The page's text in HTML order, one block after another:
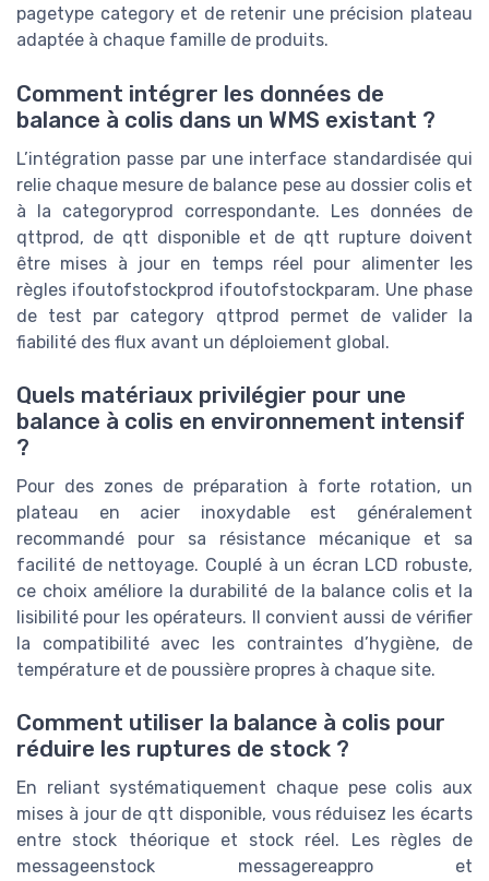
pagetype category et de retenir une précision plateau
adaptée à chaque famille de produits.
Comment intégrer les données de
balance à colis dans un WMS existant ?
L’intégration passe par une interface standardisée qui
relie chaque mesure de balance pese au dossier colis et
à la categoryprod correspondante. Les données de
qttprod, de qtt disponible et de qtt rupture doivent
être mises à jour en temps réel pour alimenter les
règles ifoutofstockprod ifoutofstockparam. Une phase
de test par category qttprod permet de valider la
fiabilité des flux avant un déploiement global.
Quels matériaux privilégier pour une
balance à colis en environnement intensif
?
Pour des zones de préparation à forte rotation, un
plateau en acier inoxydable est généralement
recommandé pour sa résistance mécanique et sa
facilité de nettoyage. Couplé à un écran LCD robuste,
ce choix améliore la durabilité de la balance colis et la
lisibilité pour les opérateurs. Il convient aussi de vérifier
la compatibilité avec les contraintes d’hygiène, de
température et de poussière propres à chaque site.
Comment utiliser la balance à colis pour
réduire les ruptures de stock ?
En reliant systématiquement chaque pese colis aux
mises à jour de qtt disponible, vous réduisez les écarts
entre stock théorique et stock réel. Les règles de
messageenstock messagereappro et